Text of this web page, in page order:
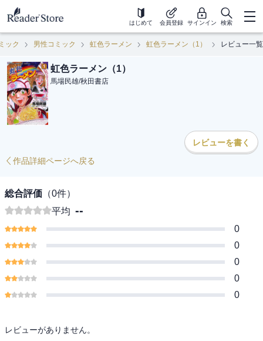
はじめて 会員登録 サインイン 検索
ック 男性コミック 虹色ラーメン 虹色ラーメン（1） レビュー一覧
虹色ラーメン（1）
馬場民雄/秋田書店
レビューを書く
作品詳細ページへ戻る
総合評価 （0件）
平均 --
0
0
0
0
0
レビューがありません。